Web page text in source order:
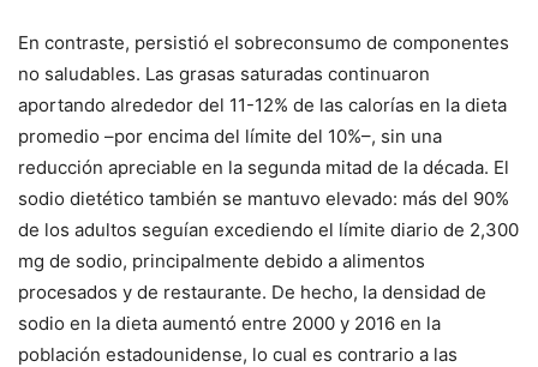
En contraste, persistió el sobreconsumo de componentes
no saludables. Las grasas saturadas continuaron
aportando alrededor del 11-12% de las calorías en la dieta
promedio –por encima del límite del 10%–, sin una
reducción apreciable en la segunda mitad de la década. El
sodio dietético también se mantuvo elevado: más del 90%
de los adultos seguían excediendo el límite diario de 2,300
mg de sodio, principalmente debido a alimentos
procesados y de restaurante. De hecho, la densidad de
sodio en la dieta aumentó entre 2000 y 2016 en la
población estadounidense, lo cual es contrario a las